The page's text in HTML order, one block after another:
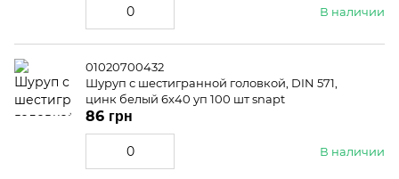
В наличии
01020700432
Шуруп с шестигранной головкой, DIN 571,
цинк белый 6x40 уп 100 шт snapt
В наличии
86 грн